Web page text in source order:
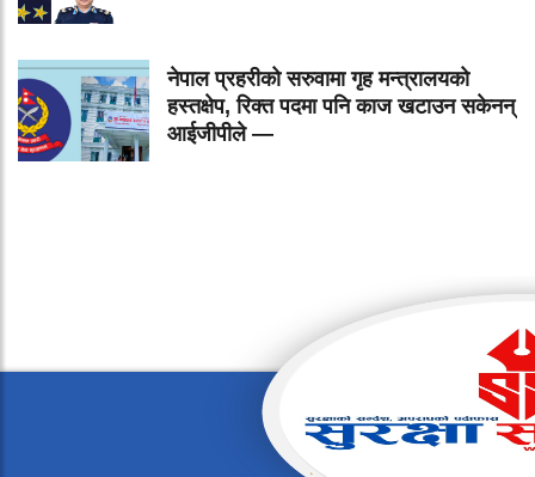
नेपाल प्रहरीको सरुवामा गृह मन्त्रालयको
हस्तक्षेप, रिक्त पदमा पनि काज खटाउन सकेनन्
आईजीपीले —